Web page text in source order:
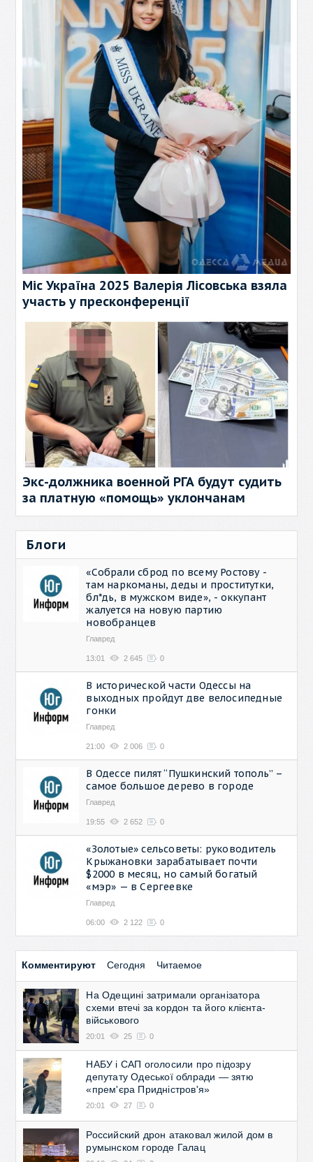
Міс Україна 2025 Валерія Лісовська взяла
участь у пресконференції
Экс-должника военной РГА будут судить
за платную «помощь» уклончанам
Блоги
«Собрали сброд по всему Ростову -
там наркоманы, деды и проститутки,
бл*дь, в мужском виде», - оккупант
жалуется на новую партию
новобранцев
Главред
13:01 2 645 0
В исторической части Одессы на
выходных пройдут две велосипедные
гонки
Главред
21:00 2 006 0
В Одессе пилят “Пушкинский тополь” –
самое большое дерево в городе
Главред
19:55 2 652 0
«Золотые» сельсоветы: руководитель
Крыжановки зарабатывает почти
$2000 в месяц, но самый богатый
«мэр» — в Сергеевке
Главред
06:00 2 122 0
Комментируют Сегодня Читаемое
На Одещині затримали організатора
схеми втечі за кордон та його клієнта-
військового
20:01 25 0
НАБУ і САП оголосили про підозру
депутату Одеської облради — зятю
«прем'єра Придністров'я»
20:01 27 0
Российский дрон атаковал жилой дом в
румынском городе Галац